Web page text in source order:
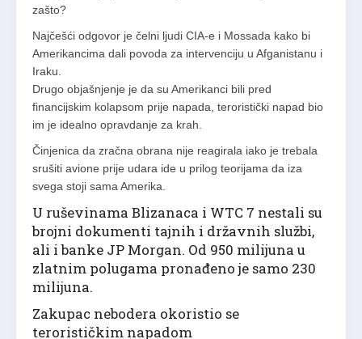
zašto?
Najčešći odgovor je čelni ljudi CIA-e i Mossada kako bi
Amerikancima dali povoda za intervenciju u Afganistanu i
Iraku.
Drugo objašnjenje je da su Amerikanci bili pred
financijskim kolapsom prije napada, teroristički napad bio
im je idealno opravdanje za krah.
Činjenica da zračna obrana nije reagirala iako je trebala
srušiti avione prije udara ide u prilog teorijama da iza
svega stoji sama Amerika.
U ruševinama Blizanaca i WTC 7 nestali su
brojni dokumenti tajnih i državnih službi,
ali i banke JP Morgan. Od 950 milijuna u
zlatnim polugama pronađeno je samo 230
milijuna.
Zakupac nebodera okoristio se
terorističkim napadom